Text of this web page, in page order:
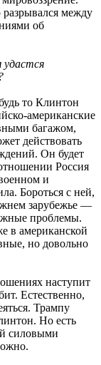
разрывался между
об
то Клинтон
американские
багажом,
действовать
Он будет
Россия
и
Бороться с ней,
зарубежье —
проблемы.
в американской
но довольно
наступит
Естественно,
Трампу
Но есть
силовыми